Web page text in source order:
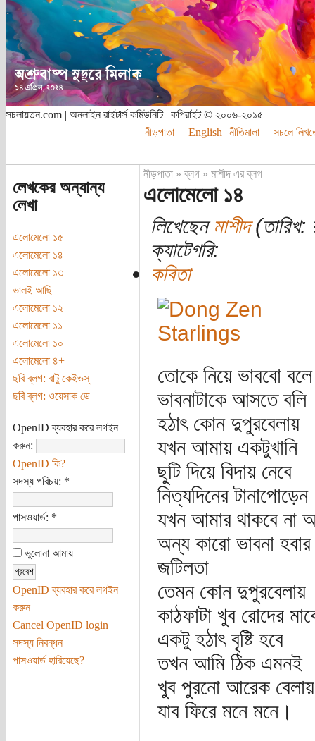
সচলায়তন.com | অনলাইন রাইটার্স কমিউনিটি | কপিরাইট © ২০০৬-২০১৫
নীড়পাতা
English নীতিমালা সচলে
লেখকের অন্যান্য
লেখা
এলোমেলো ১৫
এলোমেলো ১৪
এলোমেলো ১৩
ভালই আছি
এলোমেলো ১২
এলোমেলো ১১
এলোমেলো ১০
এলোমেলো ৪+
ছবি ব্লগ: বাটু কেইভস্
ছবি ব্লগ: ওয়েসাক ডে
OpenID ব্যবহার করে লগইন
করুন:
OpenID কি?
সদস্য পরিচয়: *
পাসওয়ার্ড: *
ভুলোনা আমায়
OpenID ব্যবহার করে লগইন
করুন
Cancel OpenID login
সদস্য নিবন্ধন
পাসওয়ার্ড হারিয়েছে?
নীড়পাতা»ব্লগ» মাশীদ এর ব্লগ
এলোমেলো ১৪
লিখেছেনমাশীদ(তারিখ:
ক্যাটেগরি:
কবিতা
তোকে নিয়ে ভাববো বলে
ভাবনাটাকে আসতে বলি
হঠাৎ কোন দুপুরবেলায়
যখন আমায় একটুখানি
ছুটি দিয়ে বিদায় নেবে
নিত্যদিনের টানাপোড়েন
যখন আমার থাকবে না
অন্য কারো ভাবনা হবার
জটিলতা
তেমন কোন দুপুরবেলায়
কাঠফাটা খুব রোদের
একটু হঠাৎ বৃষ্টি হবে
তখন আমি ঠিক এমনই
খুব পুরনো আরেক বেলায়
যাব ফিরে মনে মনে।